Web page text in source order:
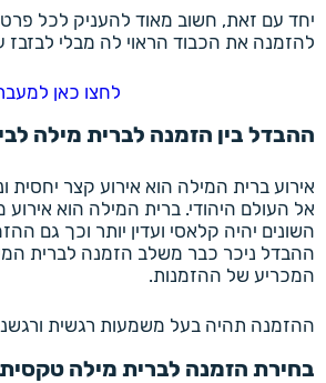
יחד עם זאת, חשוב מאוד להעניק לכל
להזמנה את הכבוד הראוי לה מבלי לבזבז
לחצו כאן
ההבדל בין הזמנה לברית מילה
אירוע ברית המילה הוא אירוע קצר יחסית
אל העולם היהודי. ברית המילה הוא אירוע
השונים יהיה קלאסי ועדין יותר וכך גם
ההבדל ניכר כבר משלב הזמנה לברית
המכריע של ההזמנות.
ההזמנה תהיה בעל משמעות רגשית
בחירת הזמנה לברית מילה טקסית